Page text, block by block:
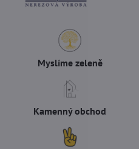
Myslíme zeleně
Kamenný obchod